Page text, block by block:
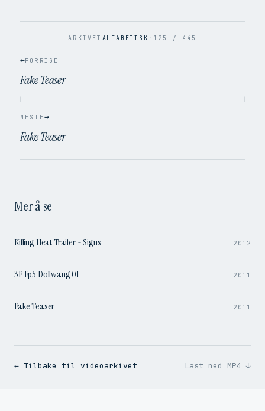
OPPRINNELIG .mpg → .mp4
ARKIVET ALFABETISK · 125 / 445
←FORRIGE
Fake Teaser
NESTE→
Fake Teaser
Mer å se
Killing Heat Trailer - Signs 2012
4:14
3F Ep5 Dollwang 01 2011
0:47
Fake Teaser 2011
← Tilbake til videoarkivet Last ned MP4 ↓